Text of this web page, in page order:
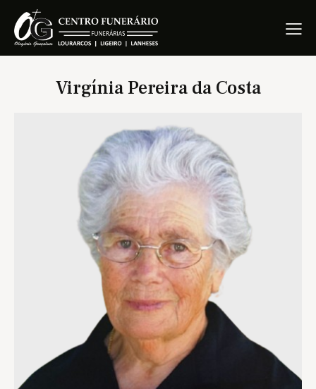
Virgínia Pereira da Costa